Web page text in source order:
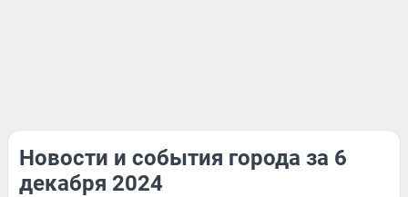
Новости и события города за 6
декабря 2024